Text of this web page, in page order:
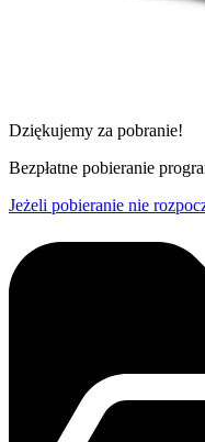
Dziękujemy za pobranie!
Bezpłatne pobieranie
Jeżeli pobieranie nie